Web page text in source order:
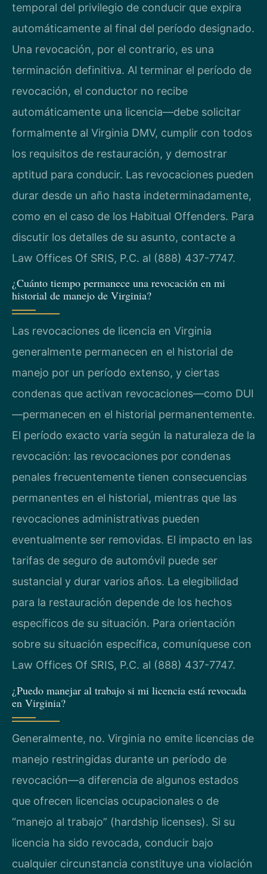
temporal del privilegio de conducir que expira
automáticamente al final del período designado.
Una revocación, por el contrario, es una
terminación definitiva. Al terminar el período de
revocación, el conductor no recibe
automáticamente una licencia—debe solicitar
formalmente al Virginia DMV, cumplir con todos
los requisitos de restauración, y demostrar
aptitud para conducir. Las revocaciones pueden
durar desde un año hasta indeterminadamente,
como en el caso de los Habitual Offenders. Para
discutir los detalles de su asunto, contacte a
Law Offices Of SRIS, P.C. al (888) 437-7747.
¿Cuánto tiempo permanece una revocación en mi
historial de manejo de Virginia?
Las revocaciones de licencia en Virginia
generalmente permanecen en el historial de
manejo por un período extenso, y ciertas
condenas que activan revocaciones—como DUI
—permanecen en el historial permanentemente.
El período exacto varía según la naturaleza de la
revocación: las revocaciones por condenas
penales frecuentemente tienen consecuencias
permanentes en el historial, mientras que las
revocaciones administrativas pueden
eventualmente ser removidas. El impacto en las
tarifas de seguro de automóvil puede ser
sustancial y durar varios años. La elegibilidad
para la restauración depende de los hechos
específicos de su situación. Para orientación
sobre su situación específica, comuníquese con
Law Offices Of SRIS, P.C. al (888) 437-7747.
¿Puedo manejar al trabajo si mi licencia está revocada
en Virginia?
Generalmente, no. Virginia no emite licencias de
manejo restringidas durante un período de
revocación—a diferencia de algunos estados
que ofrecen licencias ocupacionales o de
“manejo al trabajo” (hardship licenses). Si su
licencia ha sido revocada, conducir bajo
cualquier circunstancia constituye una violación